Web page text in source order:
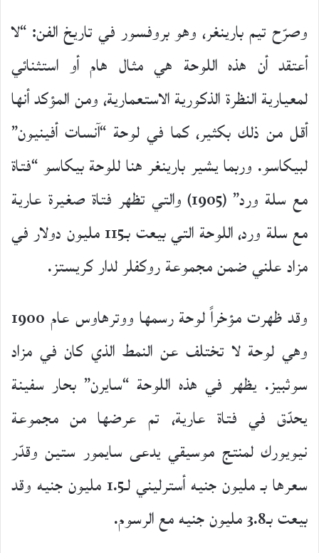
وصرّح تيم بارينغر، وهو بروفسور في تاريخ الفن: “لا
أعتقد أن هذه اللوحة هي مثال هام أو استثنائي
لمعيارية النظرة الذكورية الاستعمارية، ومن المؤكد أنها
أقل من ذلك بكثير، كما في لوحة “آنسات أفينيون”
لبيكاسو. وربما يشير بارينغر هنا للوحة بيكاسو “فتاة
مع سلة ورد” (1905) والتي تظهر فتاة صغيرة عارية
مع سلة ورد، اللوحة التي بيعت بـ115 مليون دولار في
مزاد علني ضمن مجموعة روكفلر لدار كريستز.
وقد ظهرت مؤخراً لوحة رسمها ووترهاوس عام 1900
وهي لوحة لا تختلف عن النمط الذي كان في مزاد
سوثبيز. يظهر في هذه اللوحة “سايرن” بحار سفينة
يحدّق في فتاة عارية، تم عرضها من مجموعة
نيويورك لمنتج موسيقي يدعى سايمور ستين وقدّر
سعرها بـ مليون جنيه أسترليني لـ1.5 مليون جنيه وقد
بيعت بـ3.8 مليون جنيه مع الرسوم.